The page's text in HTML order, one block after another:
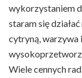
wykorzystaniem
staram się
cytryną, warzywa
Wiele cennych